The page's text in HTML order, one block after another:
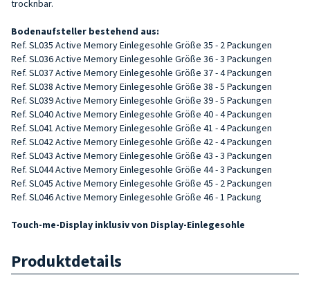
trocknbar.
Bodenaufsteller bestehend aus:
Ref. SL035 Active MemoryEinlegesohle Größe 35 - 2 Packungen
Ref. SL036Active MemoryEinlegesohle Größe 36 - 3 Packungen
Ref. SL037 Active Memory Einlegesohle Größe 37 - 4 Packungen
Ref. SL038 Active Memory Einlegesohle Größe 38 - 5 Packungen
Ref. SL039 Active Memory Einlegesohle Größe 39 - 5 Packungen
Ref. SL040 Active Memory Einlegesohle Größe 40 - 4 Packungen
Ref. SL041 Active Memory Einlegesohle Größe 41 - 4 Packungen
Ref. SL042 Active Memory Einlegesohle Größe 42 - 4 Packungen
Ref. SL043 Active Memory Einlegesohle Größe 43 - 3 Packungen
Ref. SL044 Active Memory Einlegesohle Größe 44 - 3 Packungen
Ref. SL045 Active Memory Einlegesohle Größe 45 - 2 Packungen
Ref. SL046 Active Memory Einlegesohle Größe 46 - 1 Packung
Touch-me-Display inklusiv von Display-Einlegesohle
Produktdetails